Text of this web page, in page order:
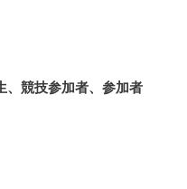
、競技参加者、参加者